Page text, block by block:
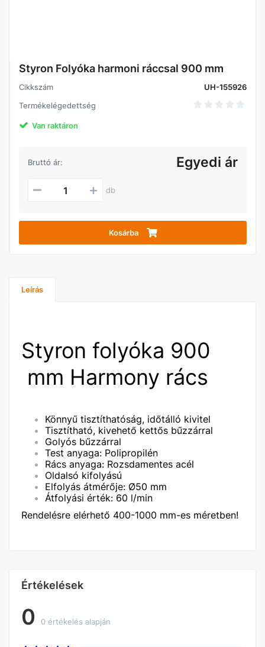
Styron Folyóka harmoni ráccsal 900 mm
Cikkszám
UH-155926
Termékelégedettség
Van raktáron
Bruttó ár: Egyedi ár
db
Kosárba
Leírás
Styron folyóka 900
mm Harmony rács
Könnyű tisztíthatóság, időtálló kivitel
Tisztítható, kivehető kettős bűzzárral
Golyós bűzzárral
Test anyaga: Polipropilén
Rács anyaga: Rozsdamentes acél
Oldalsó kifolyású
Elfolyás átmérője: Ø50 mm
Átfolyási érték: 60 l/min
Rendelésre elérhető 400-1000 mm-es méretben!
Értékelések
0 0 értékelés alapján